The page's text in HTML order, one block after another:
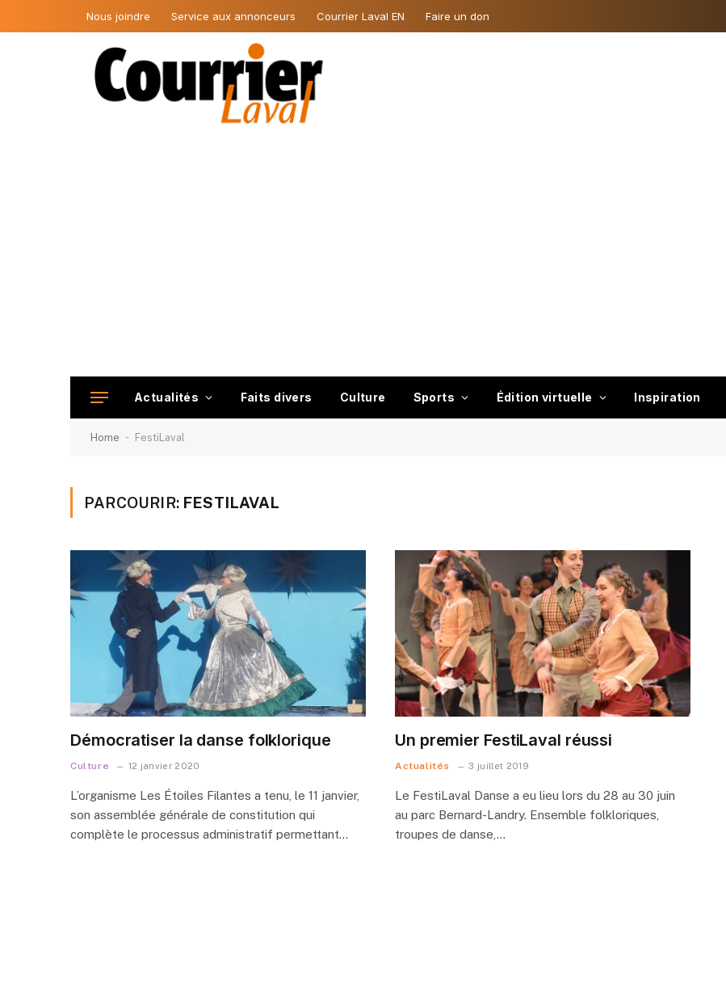
Nous joindre Service aux annonceurs Courrier Laval EN Faire un don
Actualités Faits divers Culture Sports Édition virtuelle Inspiration
Home - FestiLaval
PARCOURIR: FESTILAVAL
Démocratiser la danse folklorique
Culture 12 janvier 2020
L’organisme Les Étoiles Filantes a tenu, le 11 janvier,
son assemblée générale de constitution qui
complète le processus administratif permettant…
Un premier FestiLaval réussi
Actualités 3 juillet 2019
Le FestiLaval Danse a eu lieu lors du 28 au 30 juin
au parc Bernard-Landry. Ensemble folkloriques,
troupes de danse,…